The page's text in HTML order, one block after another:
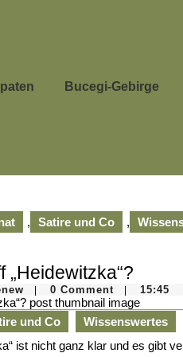
Bucegi-Gebirge
, Satire und Co ,
Erik
Esot
van
Agenew
0 Comment 15:45
und Co
Wissenswertes
ist nicht ganz klar und es gibt